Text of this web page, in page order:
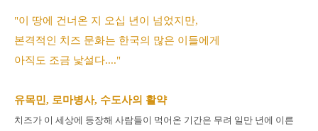
"이 땅에 건너온 지 오십 년이 넘었지만,
본격적인 치즈 문화는 한국의 많은 이들에게
아직도 조금 낯설다...."
유목민, 로마병사, 수도사의 활약
치즈가 이 세상에 등장해 사람들이 먹어온 기간은 무려 일만 년에 이른